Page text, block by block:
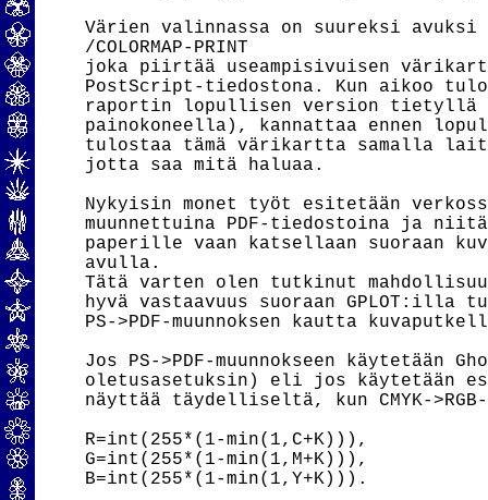
Värien valinnassa on suureksi avuksi
/COLORMAP-PRINT
joka piirtää useampisivuisen
PostScript-tiedostona. Kun aikoo
raportin lopullisen version
painokoneella), kannattaa ennen
tulostaa tämä värikartta samalla
jotta saa mitä haluaa.
Nykyisin monet työt esitetään
muunnettuina PDF-tiedostoina ja
paperille vaan katsellaan suoraan
avulla.
Tätä varten olen tutkinut
hyvä vastaavuus suoraan
PS->PDF-muunnoksen kautta
Jos PS->PDF-muunnokseen käytetään
oletusasetuksin) eli jos käytetään
näyttää täydelliseltä, kun CMYK-
R=int(255*(1-min(1,C+K))),
G=int(255*(1-min(1,M+K))),
B=int(255*(1-min(1,Y+K))).